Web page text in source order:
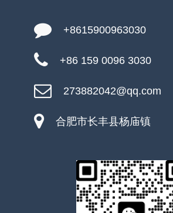
+8615900963030
+86 159 0096 3030
273882042@qq.com
合肥市长丰县杨庙镇